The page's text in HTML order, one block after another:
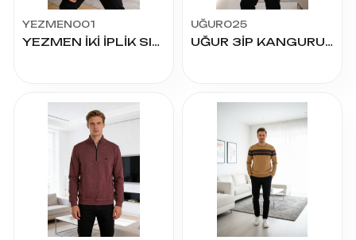
YEZMEN001
YEZMEN İKİ İPLİK SIFIR YAKA SWEAT
UĞUR025
UĞUR 3İP KANGURU CEP SWEAT